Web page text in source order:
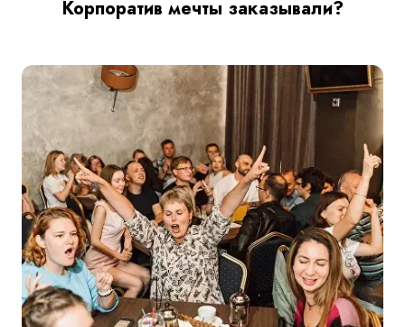
Корпоратив мечты заказывали?